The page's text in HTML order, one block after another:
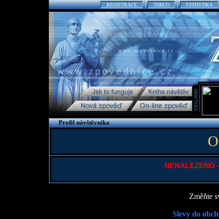
REGISTRACE TABLO STATISTIKA
Profil návštěvníka
NENALEZENO
Změňte
Slevy do